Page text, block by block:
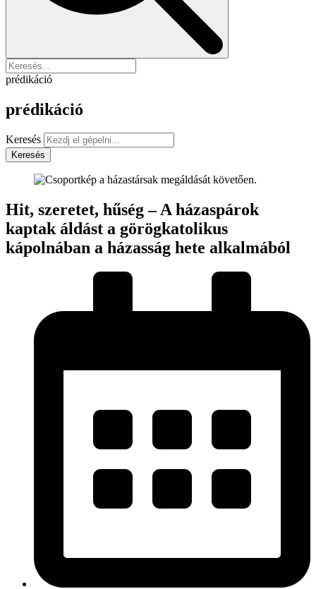
prédikáció
prédikáció
Keresés
Keresés
Hit, szeretet, hűség – A házaspárok
kaptak áldást a görögkatolikus
kápolnában a házasság hete alkalmából